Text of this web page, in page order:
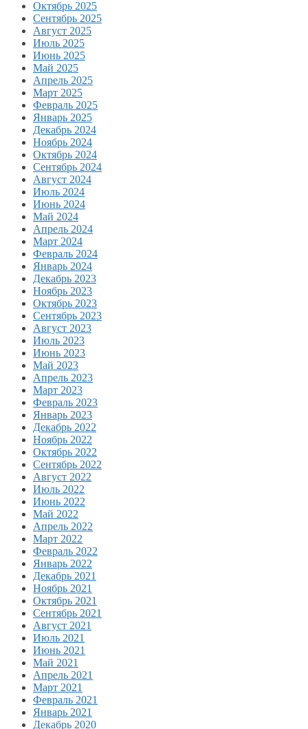
Октябрь 2025
Сентябрь 2025
Август 2025
Июль 2025
Июнь 2025
Май 2025
Апрель 2025
Март 2025
Февраль 2025
Январь 2025
Декабрь 2024
Ноябрь 2024
Октябрь 2024
Сентябрь 2024
Август 2024
Июль 2024
Июнь 2024
Май 2024
Апрель 2024
Март 2024
Февраль 2024
Январь 2024
Декабрь 2023
Ноябрь 2023
Октябрь 2023
Сентябрь 2023
Август 2023
Июль 2023
Июнь 2023
Май 2023
Апрель 2023
Март 2023
Февраль 2023
Январь 2023
Декабрь 2022
Ноябрь 2022
Октябрь 2022
Сентябрь 2022
Август 2022
Июль 2022
Июнь 2022
Май 2022
Апрель 2022
Март 2022
Февраль 2022
Январь 2022
Декабрь 2021
Ноябрь 2021
Октябрь 2021
Сентябрь 2021
Август 2021
Июль 2021
Июнь 2021
Май 2021
Апрель 2021
Март 2021
Февраль 2021
Январь 2021
Декабрь 2020